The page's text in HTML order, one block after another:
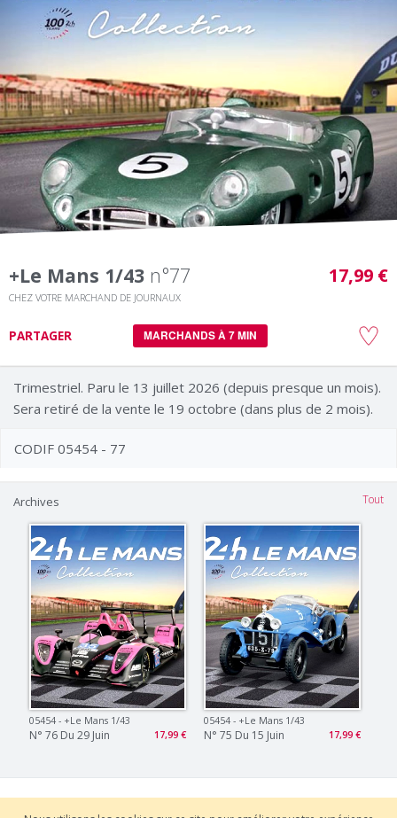
+le Mans 1/43 n°77
CHEZ VOTRE MARCHAND DE JOURNAUX
17,99 €
PARTAGER MARCHANDS À 7 MIN
Trimestriel. Paru le 13 juillet 2026 (depuis presque un mois).
Sera retiré de la vente le 19 octobre (dans plus de 2 mois).
CODIF 05454 - 77
Archives Tout
05454 - +le Mans 1/43
N° 76 Du 29 Juin 17,99 €
05454 - +le Mans 1/43
N° 75 Du 15 Juin 17,99 €